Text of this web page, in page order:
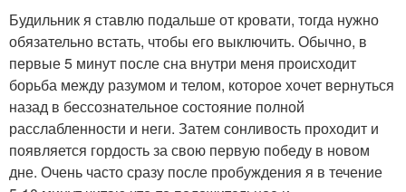
Будильник я ставлю подальше от кровати, тогда нужно
обязательно встать, чтобы его выключить. Обычно, в
первые 5 минут после сна внутри меня происходит
борьба между разумом и телом, которое хочет вернуться
назад в бессознательное состояние полной
расслабленности и неги. Затем сонливость проходит и
появляется гордость за свою первую победу в новом
дне. Очень часто сразу после пробуждения я в течение